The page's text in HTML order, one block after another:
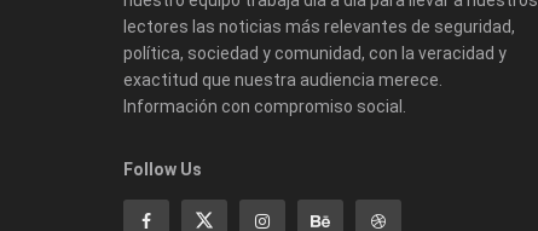
lectores las noticias más relevantes de seguridad,
política, sociedad y comunidad, con la veracidad y
exactitud que nuestra audiencia merece.
Información con compromiso social.
Follow Us